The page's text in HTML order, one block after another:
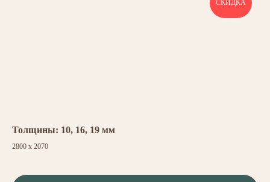
СКИДКА
Толщины: 10, 16, 19 мм
2800 х 2070